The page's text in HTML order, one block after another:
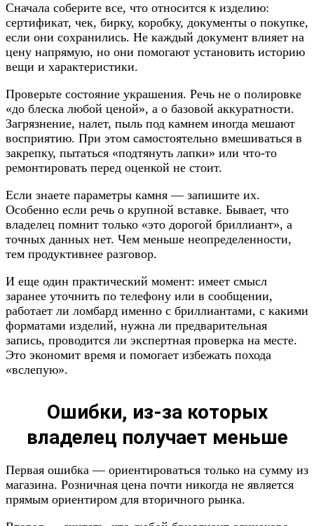
Сначала соберите все, что относится к изделию:
сертификат, чек, бирку, коробку, документы о покупке,
если они сохранились. Не каждый документ влияет на
цену напрямую, но они помогают установить историю
вещи и характеристики.
Проверьте состояние украшения. Речь не о полировке
«до блеска любой ценой», а о базовой аккуратности.
Загрязнение, налет, пыль под камнем иногда мешают
восприятию. При этом самостоятельно вмешиваться в
закрепку, пытаться «подтянуть лапки» или что-то
ремонтировать перед оценкой не стоит.
Если знаете параметры камня — запишите их.
Особенно если речь о крупной вставке. Бывает, что
владелец помнит только «это дорогой бриллиант», а
точных данных нет. Чем меньше неопределенности,
тем продуктивнее разговор.
И еще один практический момент: имеет смысл
заранее уточнить по телефону или в сообщении,
работает ли ломбард именно с бриллиантами, с какими
форматами изделий, нужна ли предварительная
запись, проводится ли экспертная проверка на месте.
Это экономит время и помогает избежать похода
«вслепую».
Ошибки, из-за которых
владелец получает меньше
Первая ошибка — ориентироваться только на сумму из
магазина. Розничная цена почти никогда не является
прямым ориентиром для вторичного рынка.